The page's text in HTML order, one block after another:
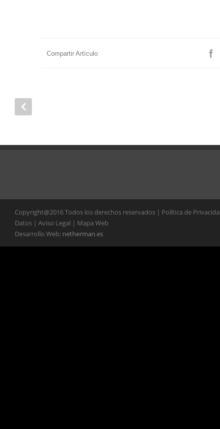
Compartir Artículo
Copyright@2016 Todos los derechos reservados | Política de
Datos | Aviso Legal | Mapa Web
Desarrollo Web: netherman.es